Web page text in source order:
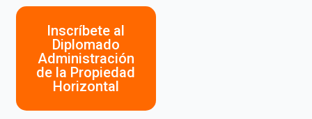
Inscríbete al
Diplomado
Administración
de la Propiedad
Horizontal